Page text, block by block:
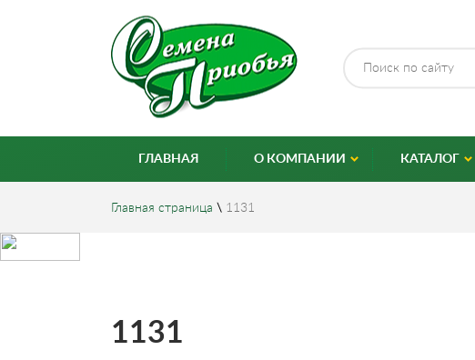
ГЛАВНАЯ О КОМПАНИИ КАТАЛОГ
Главная страница \ 1131
1131